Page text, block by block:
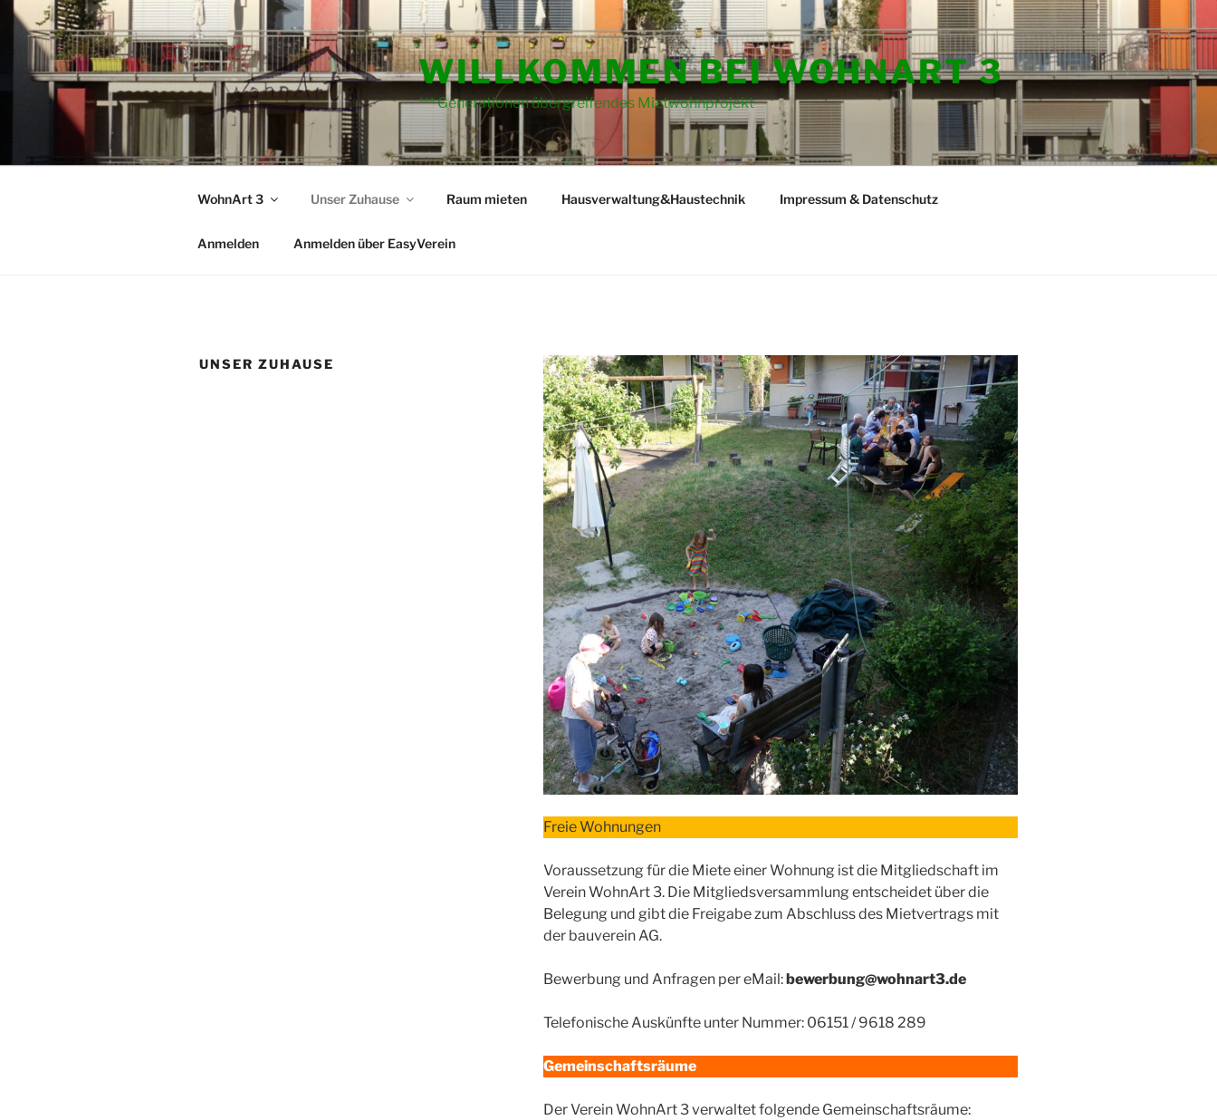
Zum
Inhalt
springen
WILLKOMMEN BEI WOHNART 3
*** Generationen übergreifendes Mietwohnprojekt
WohnArt 3 Unser Zuhause Raum mieten Hausverwaltung&Haustechnik Impressum & Datenschutz
Anmelden Anmelden über EasyVerein
UNSER ZUHAUSE
Freie Wohnungen
Voraussetzung für die Miete einer Wohnung ist die Mitgliedschaft im
Verein WohnArt 3. Die Mitgliedsversammlung entscheidet über die
Belegung und gibt die Freigabe zum Abschluss des Mietvertrags mit
der bauverein AG.
Bewerbung und Anfragen per eMail: bewerbung@wohnart3.de
Telefonische Auskünfte unter Nummer: 06151 / 9618 289
Gemeinschaftsräume
Der Verein WohnArt 3 verwaltet folgende Gemeinschaftsräume: